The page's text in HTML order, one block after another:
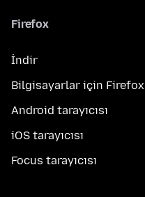
Firefox
İndir
Bilgisayarlar için Firefox
Android tarayıcısı
iOS tarayıcısı
Focus tarayıcısı